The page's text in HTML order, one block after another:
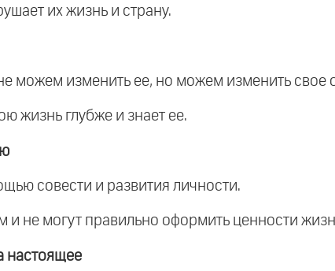
их жизнь и страну.
можем изменить ее, но можем изменить свое
жизнь глубже и знает ее.
совести и развития личности.
не могут правильно оформить ценности
настоящее